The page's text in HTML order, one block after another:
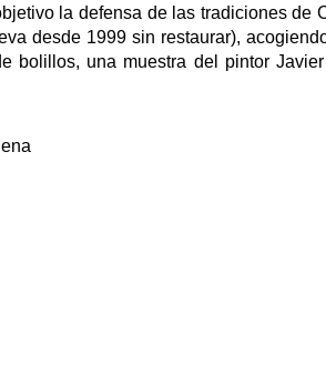
la defensa de las tradiciones de
desde 1999 sin restaurar),
bolillos, una muestra del pintor